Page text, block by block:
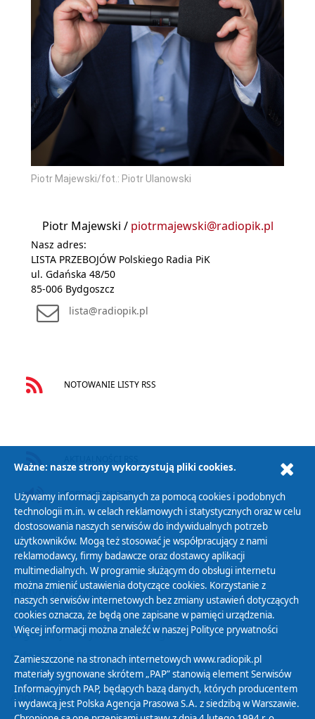
Piotr Majewski/fot.: Piotr Ulanowski
Piotr Majewski / piotrmajewski@radiopik.pl
Nasz adres:
LISTA PRZEBOJÓW Polskiego Radia PiK
ul. Gdańska 48/50
85-006 Bydgoszcz
lista@radiopik.pl
NOTOWANIE LISTY RSS
PODCAST AUDIO
Polityka Prywatności
Zasady korzystania z Serwisu
Organizacje Pożytku Publicznego
Cyfryzacja DAB+
Polityka ochrony danych osobowych
Abonament
Ważne: nasze strony wykorzystują pliki cookies.
Używamy informacji zapisanych za pomocą cookies i podobnych
technologii m.in. w celach reklamowych i statystycznych oraz w celu
dostosowania naszych serwisów do indywidualnych potrzeb
użytkowników. Mogą też stosować je współpracujący z nami
reklamodawcy, firmy badawcze oraz dostawcy aplikacji
multimedialnych. W programie służącym do obsługi internetu
można zmienić ustawienia dotyczące cookies. Korzystanie z
naszych serwisów internetowych bez zmiany ustawień dotyczących
cookies oznacza, że będą one zapisane w pamięci urządzenia.
Więcej informacji można znaleźć w naszej Polityce prywatności
Zamieszczone na stronach internetowych www.radiopik.pl
materiały sygnowane skrótem „PAP” stanowią element Serwisów
Informacyjnych PAP, będących bazą danych, których producentem
i wydawcą jest Polska Agencja Prasowa S.A. z siedzibą w Warszawie.